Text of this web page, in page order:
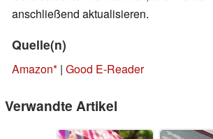
anschließend aktualisieren.
Quelle(n)
Amazon | Good E-Reader
Verwandte Artikel